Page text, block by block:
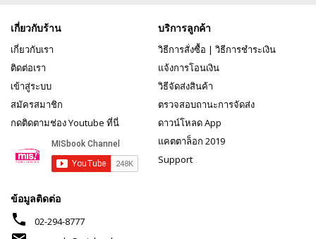
เกี่ยวกับร้าน
เกี่ยวกับเรา
ติดต่อเรา
เข้าสู่ระบบ
สมัครสมาชิก
กดติดตามช่อง Youtube ที่นี่
บริการลูกค้า
วิธีการสั่งซื้อ | วิธีการชำระเงิน
แจ้งการโอนเงิน
วิธีจัดส่งสินค้า
ตรวจสอบถานะการจัดส่ง
ดาวน์โหลด App
แคตตาล็อก 2019
Support
ข้อมูลติดต่อ
phone 02-294-8777